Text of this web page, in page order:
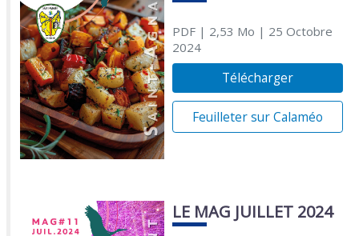
PDF| 2,53 Mo | 25 Octobre
2024
Télécharger
Feuilleter sur Calaméo
LE MAG JUILLET 2024